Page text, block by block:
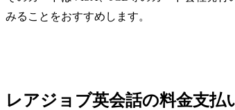
みることをおすすめします。
レアジョブ英会話の料金支払